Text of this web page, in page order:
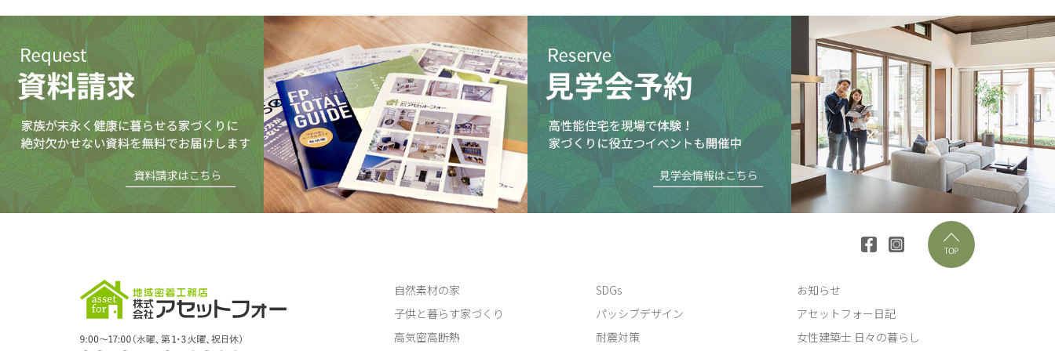
自然素材の家
子供と暮らす家づくり
高気密高断熱
SDGs
パッシブデザイン
耐震対策
お知らせ
アセットフォー日記
女性建築士 日々の暮らし